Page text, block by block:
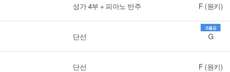
성가 4부 + 피아노 반주 F (원키)
단선
조옮김
G
단선 F (원키)